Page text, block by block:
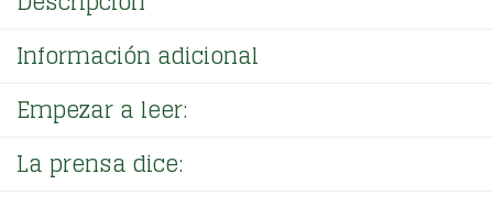
Información adicional
Empezar a leer:
La prensa dice: